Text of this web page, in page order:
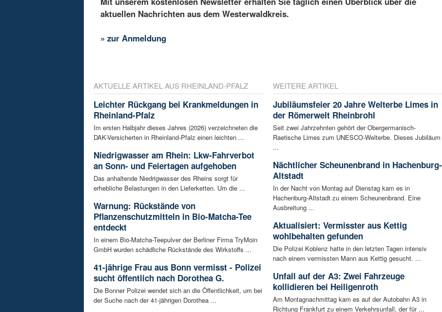
aktuellen Nachrichten aus dem Westerwaldkreis.
»zur Anmeldung
AKTUELLE ARTIKEL AUS RHEINLAND-PFALZ
Leichter Rückgang bei Krankmeldungen in
Rheinland-Pfalz
Im ersten Halbjahr dieses Jahres (2026) verzeichneten die
DAK-Versicherten in Rheinland-Pfalz einen leichten ...
Niedrigwasser am Rhein: Lkw-Fahrverbot
an Sonn- und Feiertagen aufgehoben
Das anhaltende Niedrigwasser des Rheins sorgt für
erhebliche Belastungen in den Lieferketten. Um die ...
Warnung: Rückstände von
Pflanzenschutzmitteln in Bio-Matcha-Tee
entdeckt
In einem Bio-Matcha-Teepulver der Berliner Firma TryMoin
GmbH wurden schädliche Rückstände des Wirkstoffs ...
41-jährige Frau aus Bonn vermisst - Polizei
sucht öffentlich nach Dorothea G.
Die Bonner Polizei wendet sich an die Öffentlichkeit, um bei
der Suche nach der 41-jährigen Dorothea ...
WEITERE ARTIKEL
Jubiläumsfeier 20 Jahre Welterbe Limes in
der Römerwelt Rheinbrohl
Seit zwei Jahrzehnten gehört der Obergermanisch-
Raetische Limes zum UNESCO-Welterbe. Dieses Jubiläum
...
Nächtlicher Scheunenbrand in Hachenburg-
Altstadt
In der Nacht von Montag auf Dienstag kam es in
Hachenburg-Altstadt zu einem Scheunenbrand. Eine
Ausbreitung ...
Aktualisiert: Vermisster aus Kettig
wohlbehalten gefunden
Die Polizei Koblenz hatte in den letzten Tagen intensiv
nach einem vermissten Mann aus Kettig gesucht. ...
Unfall auf der A3: Zwei Fahrzeuge
kollidieren bei Heiligenroth
Am Montagnachmittag kam es auf der Autobahn A3 in
Richtung Frankfurt zu einem Verkehrsunfall, der für ...